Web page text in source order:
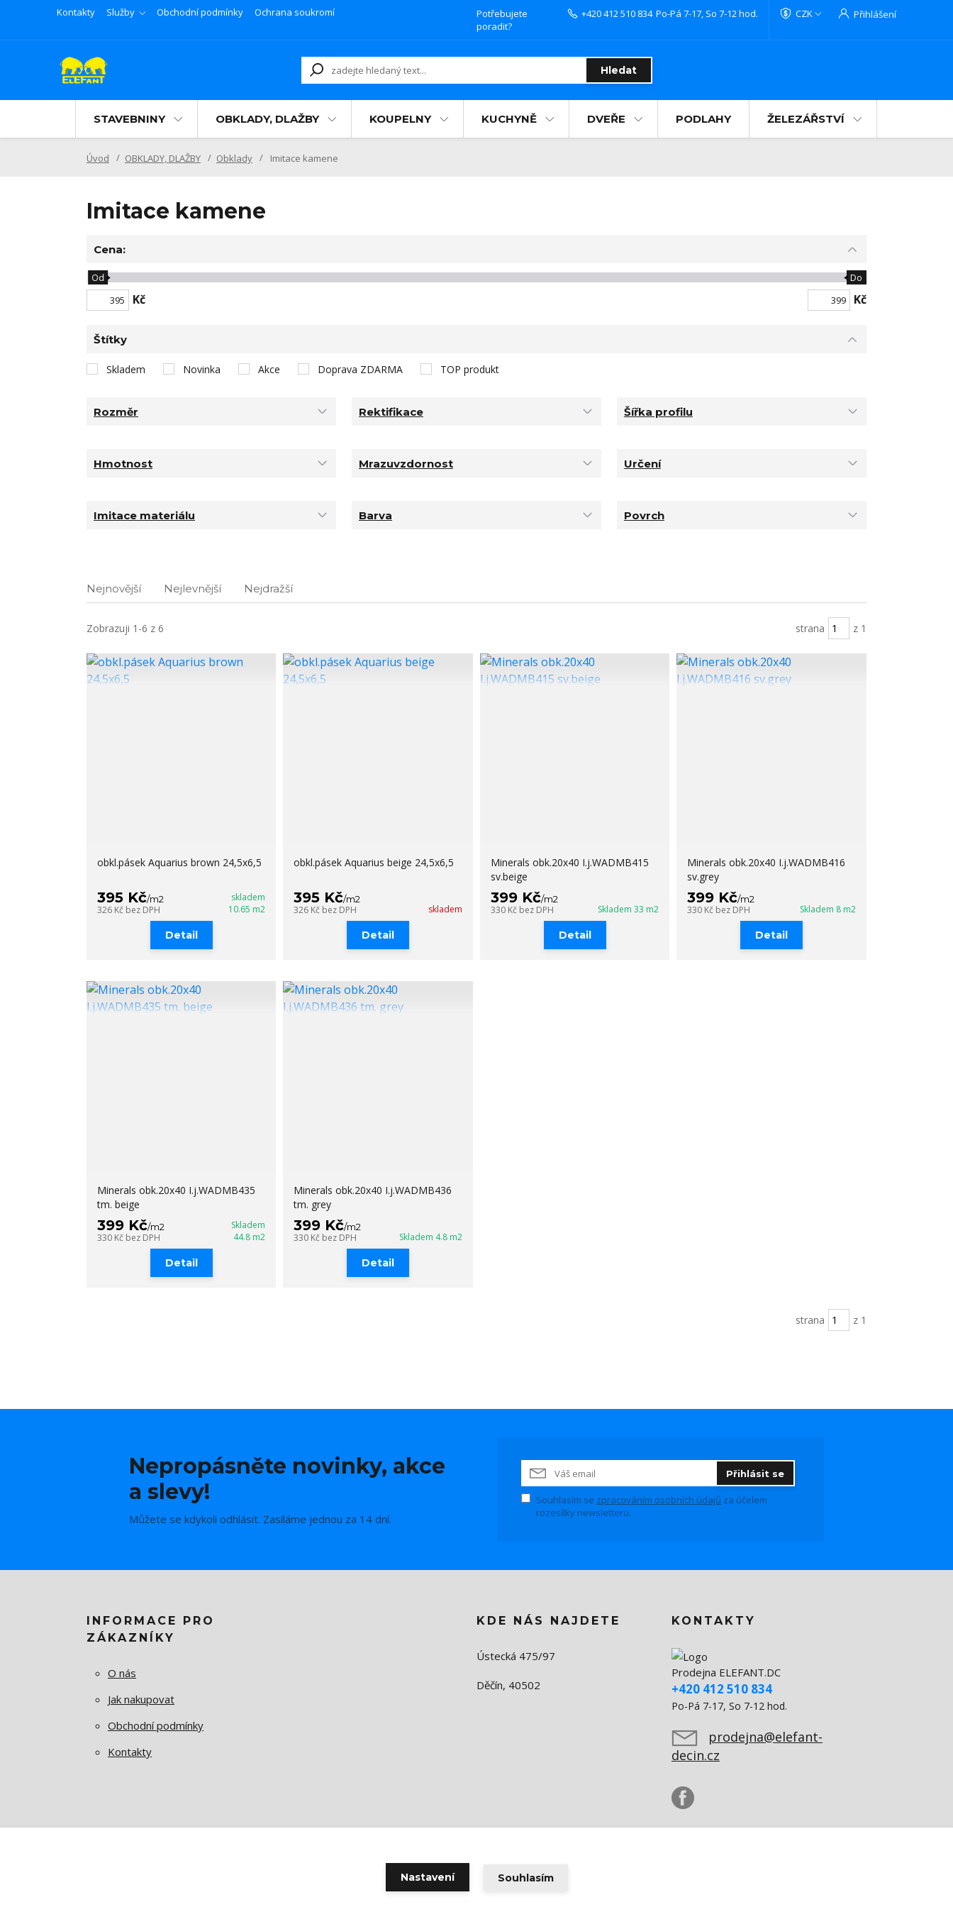
Kontakty Služby Obchodní podmínky Ochrana soukromí CZK Přihlášení
Hledat
Potřebujete
poradit?
+420 412 510 834 Po-Pá 7-17, So 7-12 hod.
STAVEBNINY OBKLADY, DLAŽBY KOUPELNY KUCHYNĚ DVEŘE PODLAHY ŽELEZÁŘSTVÍ
Úvod OBKLADY, DLAŽBY Obklady Imitace kamene
Imitace kamene
Cena:
Kč
Od Do
Kč
Štítky
Skladem Novinka Akce Doprava ZDARMA TOP produkt
Rozměr Rektifikace Šířka profilu
Hmotnost Mrazuvzdornost Určení
Imitace materiálu Barva Povrch
Nejnovější Nejlevnější Nejdražší
Zobrazuji 1-6 z 6 strana z 1
obkl.pásek Aquarius brown 24,5x6,5
395 Kč/m2
326 Kč bez DPH
skladem
10.65 m2
Detail
obkl.pásek Aquarius beige 24,5x6,5
395 Kč/m2
326 Kč bez DPH skladem
Detail
Minerals obk.20x40 I.j.WADMB415
sv.beige
399 Kč/m2
330 Kč bez DPH Skladem 33 m2
Detail
Minerals obk.20x40 I.j.WADMB416
sv.grey
399 Kč/m2
330 Kč bez DPH Skladem 8 m2
Detail
Minerals obk.20x40 I.j.WADMB435
tm. beige
399 Kč/m2
330 Kč bez DPH
Skladem
44.8 m2
Detail
Minerals obk.20x40 I.j.WADMB436
tm. grey
399 Kč/m2
330 Kč bez DPH Skladem 4.8 m2
Detail
strana z 1
Nepropásněte novinky, akce
a slevy!
Můžete se kdykoli odhlásit. Zasíláme jednou za 14 dní.
Přihlásit se
Souhlasím se zpracováním osobních údajů za účelem
rozesílky newsletteru.
INFORMACE PRO
ZÁKAZNÍKY
O nás
Jak nakupovat
Obchodní podmínky
Kontakty
KDE NÁS NAJDETE
Ústecká 475/97
Děčín, 40502
KONTAKTY
Prodejna ELEFANT.DC
+420 412 510 834
Po-Pá 7-17, So 7-12 hod.
prodejna@elefant-
decin.cz
Nastavení Souhlasím